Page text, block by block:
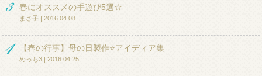
春にオススメの手遊び5選☆
まさ子 | 2016.04.08
【春の行事】母の日製作⭐アイディア集
めっち3 | 2016.04.25